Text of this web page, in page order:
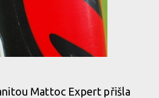
Mattoc Expert přišla